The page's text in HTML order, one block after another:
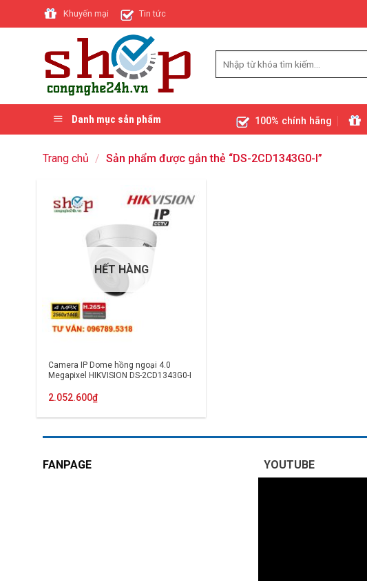
to
Khuyến mại Tin tức
Danh mục sản phẩm 100% chính hãng
Trang chủ / Sản phẩm được gắn thẻ “DS-2CD1343G0-I”
HẾT HÀNG
Camera IP Dome hồng ngoại 4.0
Megapixel HIKVISION DS-2CD1343G0-I
2.052.600₫
FANPAGE YOUTUBE